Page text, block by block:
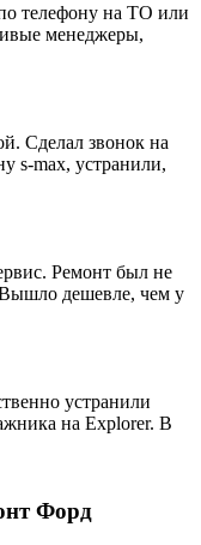
телефону на ТО или
менеджеры,
Сделал звонок на
s-max, устранили,
Ремонт был не
дешевле, чем у
устранили
на Explorer. В
Форд